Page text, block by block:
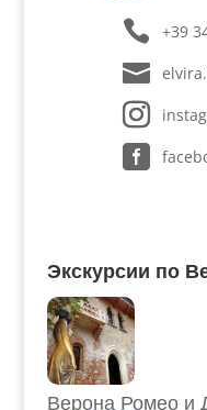
+39
Экскурсии по
Верона Ромео и